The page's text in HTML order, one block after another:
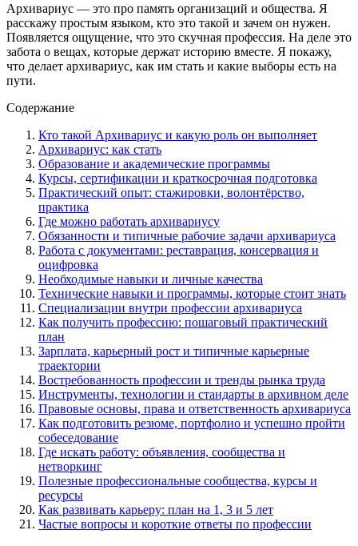
Архивариус — это про память организаций и общества. Я
расскажу простым языком, кто это такой и зачем он нужен.
Появляется ощущение, что это скучная профессия. На деле это
забота о вещах, которые держат историю вместе. Я покажу,
что делает архивариус, как им стать и какие выборы есть на
пути.
Содержание
Кто такой Архивариус и какую роль он выполняет
Архивариус: как стать
Образование и академические программы
Курсы, сертификации и краткосрочная подготовка
Практический опыт: стажировки, волонтёрство,
практика
Где можно работать архивариусу
Обязанности и типичные рабочие задачи архивариуса
Работа с документами: реставрация, консервация и
оцифровка
Необходимые навыки и личные качества
Технические навыки и программы, которые стоит знать
Специализации внутри профессии архивариуса
Как получить профессию: пошаговый практический
план
Зарплата, карьерный рост и типичные карьерные
траектории
Востребованность профессии и тренды рынка труда
Инструменты, технологии и стандарты в архивном деле
Правовые основы, права и ответственность архивариуса
Как подготовить резюме, портфолио и успешно пройти
собеседование
Где искать работу: объявления, сообщества и
нетворкинг
Полезные профессиональные сообщества, курсы и
ресурсы
Как развивать карьеру: план на 1, 3 и 5 лет
Частые вопросы и короткие ответы по профессии